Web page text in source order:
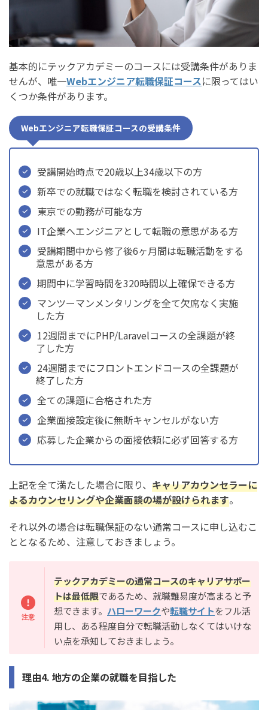
基本的にテックアカデミーのコースには受講条件がありま
せんが、唯一Webエンジニア転職保証コースに限ってはい
くつか条件があります。
Webエンジニア転職保証コースの受講条件
受講開始時点で20歳以上34歳以下の方
新卒での就職ではなく転職を検討されている方
東京での勤務が可能な方
IT企業へエンジニアとして転職の意思がある方
受講期間中から修了後6ヶ月間は転職活動をする
意思がある方
期間中に学習時間を320時間以上確保できる方
マンツーマンメンタリングを全て欠席なく実施
した方
12週間までにPHP/Laravelコースの全課題が終
了した方
24週間までにフロントエンドコースの全課題が
終了した方
全ての課題に合格された方
企業面接設定後に無断キャンセルがない方
応募した企業からの面接依頼に必ず回答する方
上記を全て満たした場合に限り、 キャリアカウンセラーに
よるカウンセリングや企業面談の場が設けられます。
それ以外の場合は転職保証のない通常コースに申し込むこ
ととなるため、注意しておきましょう。
テックアカデミーの通常コースのキャリアサポー
トは最低限であるため、就職難易度が高まると予
想できます。 ハローワークや転職サイトをフル活
用し、ある程度自分で転職活動しなくてはいけな
い点を承知しておきましょう。
理由4. 地方の企業の就職を目指した